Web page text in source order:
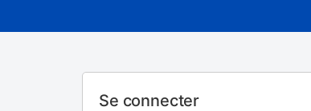
Se connecter